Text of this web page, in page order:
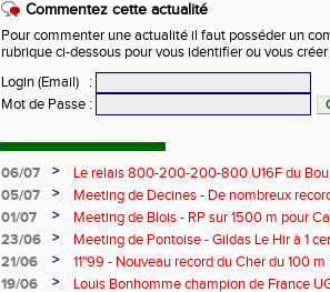
Commentez cette actualité
Pour commenter une actualité il faut posséder un
rubrique ci-dessous pour vous identifier ou vous
Login (Email)
:
Mot de Passe :
06/07 >
Le relais 800-200-200-800 U16F du
champion de France
05/07 >
Meeting de Decines - De nombreux
01/07
>
Meeting de Blois - RP sur 1500 m pour
23/06
>
Meeting de Pontoise - Gildas Le Hir à 1
Cher sur 800 m
21/06 >
11"99 - Nouveau record du Cher du 100
19/06
>
Louis Bonhomme champion de France